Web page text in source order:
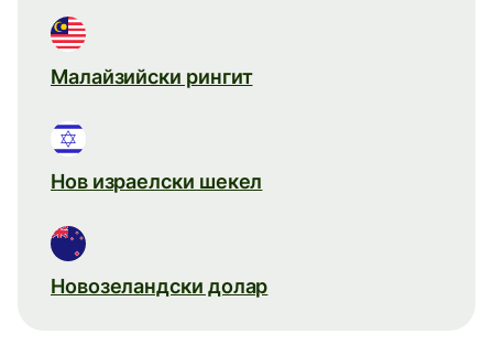
Малайзийски рингит
Нов израелски шекел
Новозеландски долар